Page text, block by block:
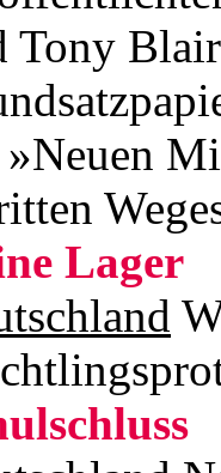
Tony
»Neuen
Lager